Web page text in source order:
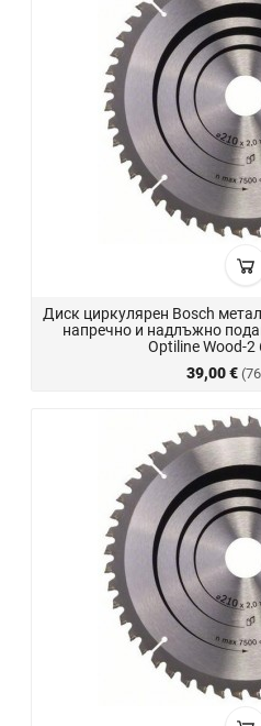
Диск циркулярен Bosch
напречно и надлъжно
Optiline Wood-2
39,00 €